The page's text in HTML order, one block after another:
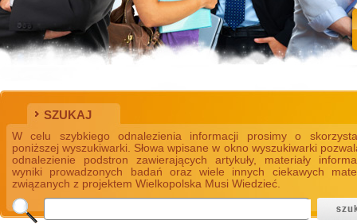
SZUKAJ
W celu szybkiego odnalezienia informacji prosimy o
poniższej wyszukiwarki. Słowa wpisane w okno wyszukiwarki
odnalezienie podstron zawierających artykuły, materiały
wyniki prowadzonych badań oraz wiele innych ciekawych
związanych z projektem Wielkopolska Musi Wiedzieć.